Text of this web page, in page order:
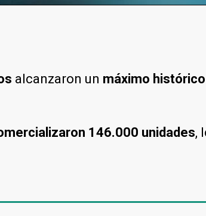
alcanzaron un máximo
146.000 unidades,